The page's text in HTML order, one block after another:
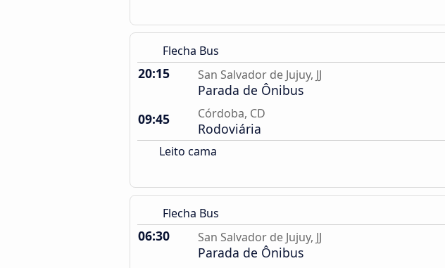
Flecha Bus
20:15 San Salvador de Jujuy, JJ
Parada de Ônibus
09:45
Córdoba, CD
Rodoviária
Leito cama
Flecha Bus
06:30 San Salvador de Jujuy, JJ
Parada de Ônibus